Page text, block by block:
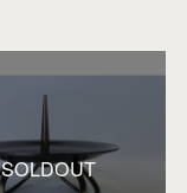
SOLDOUT